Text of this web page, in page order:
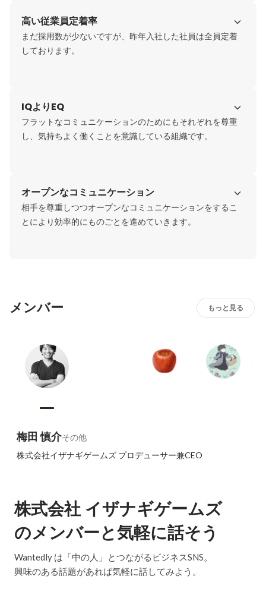
高い従業員定着率
まだ採用数が少ないですが、昨年入社した社員は全員定着
しております。
IQよりEQ
フラットなコミュニケーションのためにもそれぞれを尊重
し、気持ちよく働くことを意識している組織です。
オープンなコミュニケーション
相手を尊重しつつオープンなコミュニケーションをするこ
とにより効率的にものごとを進めていきます。
メンバー もっと見る
梅田 慎介その他
株式会社イザナギゲームズ プロデューサー兼CEO
株式会社 イザナギゲームズ
のメンバーと気軽に話そう
Wantedly は「中の人」とつながるビジネスSNS。
興味のある話題があれば気軽に話してみよう。